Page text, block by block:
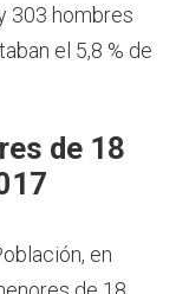
303 hombres
el 5,8 % de
de 18
en